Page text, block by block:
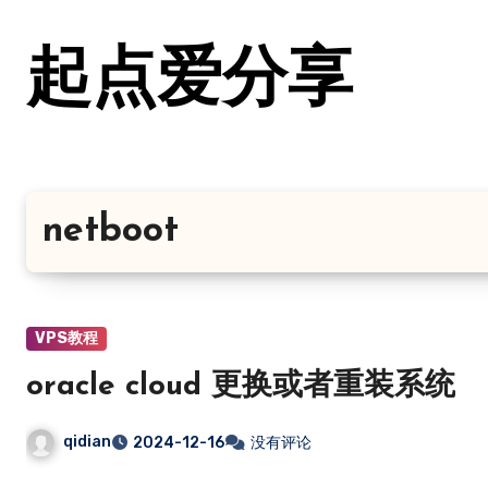
起点爱分享
netboot
VPS教程
oracle cloud 更换或者重装系统
qidian 2024-12-16 没有评论